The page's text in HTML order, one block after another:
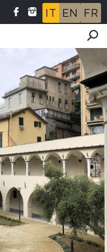
IT EN FR